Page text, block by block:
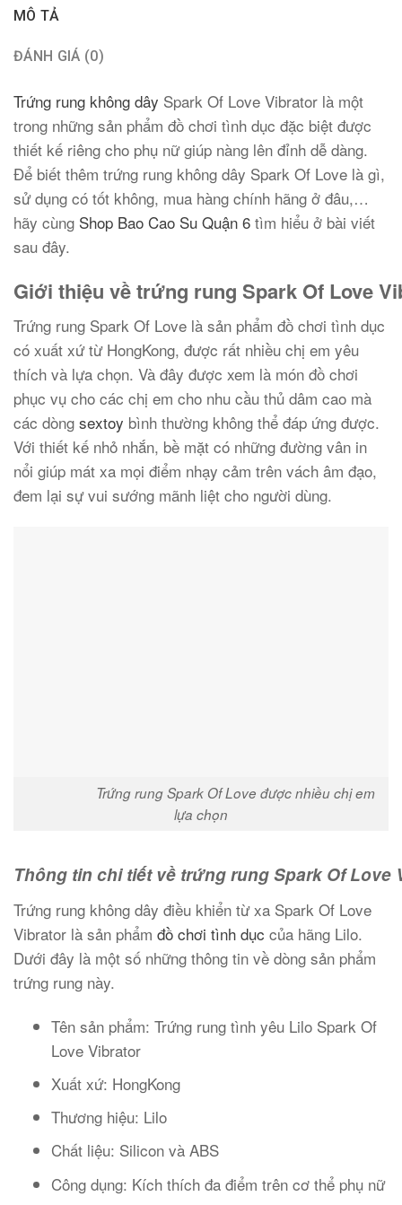
MÔ TẢ
ĐÁNH GIÁ (0)
Trứng rung không dây Spark Of Love Vibrator là một
trong những sản phẩm đồ chơi tình dục đặc biệt được
thiết kế riêng cho phụ nữ giúp nàng lên đỉnh dễ dàng.
Để biết thêm trứng rung không dây Spark Of Love là gì,
sử dụng có tốt không, mua hàng chính hãng ở đâu,…
hãy cùng Shop Bao Cao Su Quận 6 tìm hiểu ở bài viết
sau đây.
Giới thiệu về trứng rung Spark Of Love
Trứng rung Spark Of Love là sản phẩm đồ chơi tình dục
có xuất xứ từ HongKong, được rất nhiều chị em yêu
thích và lựa chọn. Và đây được xem là món đồ chơi
phục vụ cho các chị em cho nhu cầu thủ dâm cao mà
các dòng sextoy bình thường không thể đáp ứng được.
Với thiết kế nhỏ nhắn, bề mặt có những đường vân in
nổi giúp mát xa mọi điểm nhạy cảm trên vách âm đạo,
đem lại sự vui sướng mãnh liệt cho người dùng.
Trứng rung Spark Of Love được nhiều chị em
lựa chọn
Thông tin chi tiết về trứng rung Spark Of Love
Trứng rung không dây điều khiển từ xa Spark Of Love
Vibrator là sản phẩm đồ chơi tình dục của hãng Lilo.
Dưới đây là một số những thông tin về dòng sản phẩm
trứng rung này.
Tên sản phẩm: Trứng rung tình yêu Lilo Spark Of
Love Vibrator
Xuất xứ: HongKong
Thương hiệu: Lilo
Chất liệu: Silicon và ABS
Công dụng: Kích thích đa điểm trên cơ thể phụ nữ